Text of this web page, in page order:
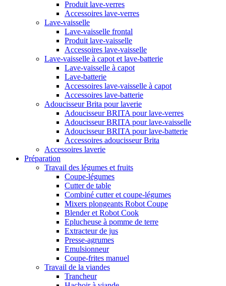
Produit lave-verres
Accessoires lave-verres
Lave-vaisselle
Lave-vaisselle frontal
Produit lave-vaisselle
Accessoires lave-vaisselle
Lave-vaisselle à capot et lave-batterie
Lave-vaisselle à capot
Lave-batterie
Accessoires lave-vaisselle à capot
Accessoires lave-batterie
Adoucisseur Brita pour laverie
Adoucisseur BRITA pour lave-verres
Adoucisseur BRITA pour lave-vaisselle
Adoucisseur BRITA pour lave-batterie
Accessoires adoucisseur Brita
Accessoires laverie
Préparation
Travail des légumes et fruits
Coupe-légumes
Cutter de table
Combiné cutter et coupe-légumes
Mixers plongeants Robot Coupe
Blender et Robot Cook
Eplucheuse à pomme de terre
Extracteur de jus
Presse-agrumes
Emulsionneur
Coupe-frites manuel
Travail de la viandes
Trancheur